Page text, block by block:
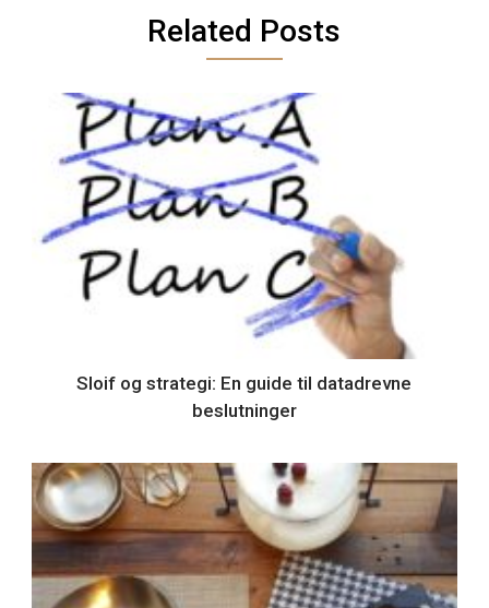
Related Posts
Sloif og strategi: En guide til datadrevne
beslutninger